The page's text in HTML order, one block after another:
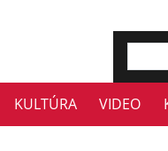
KULTÚRA VIDEO